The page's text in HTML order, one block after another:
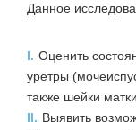
Данное
I. Оценить
уретры
также шейки матки.
II. Выявить